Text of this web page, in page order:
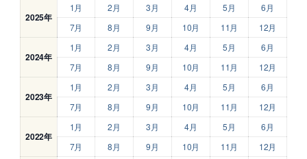
2025年
1月 2月 3月 4月 5月
6月
7月
8月 9月 10月 11月 12月
2024年
1月 2月 3月 4月 5月
6月
7月
8月 9月 10月 11月 12月
2023年
1月 2月 3月 4月 5月
6月
7月
8月 9月 10月 11月 12月
2022年
1月 2月 3月 4月 5月
6月
7月
8月 9月 10月 11月 12月